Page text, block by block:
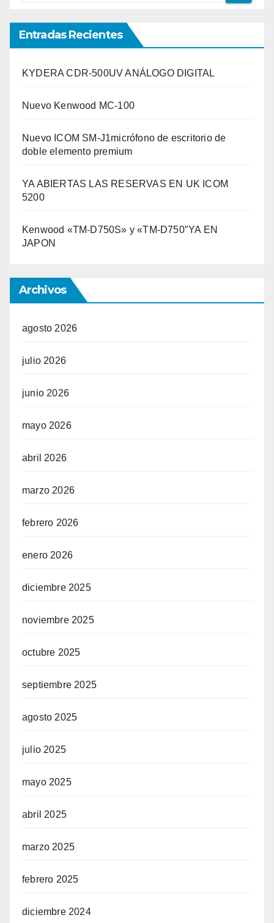
Entradas Recientes
KYDERA CDR-500UV ANÁLOGO DIGITAL
Nuevo Kenwood MC-100
Nuevo ICOM SM-J1micrófono de escritorio de
doble elemento premium
YA ABIERTAS LAS RESERVAS EN UK ICOM
5200
Kenwood «TM-D750S» y «TM-D750″YA EN
JAPON
Archivos
agosto 2026
julio 2026
junio 2026
mayo 2026
abril 2026
marzo 2026
febrero 2026
enero 2026
diciembre 2025
noviembre 2025
octubre 2025
septiembre 2025
agosto 2025
julio 2025
mayo 2025
abril 2025
marzo 2025
febrero 2025
diciembre 2024